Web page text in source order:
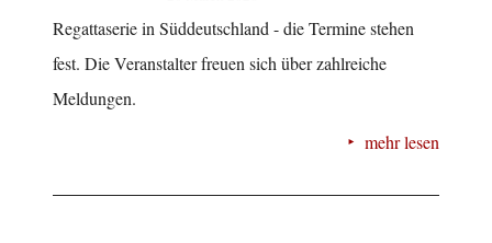
Regattaserie in Süddeutschland - die Termine stehen
fest. Die Veranstalter freuen sich über zahlreiche
Meldungen.
mehr lesen